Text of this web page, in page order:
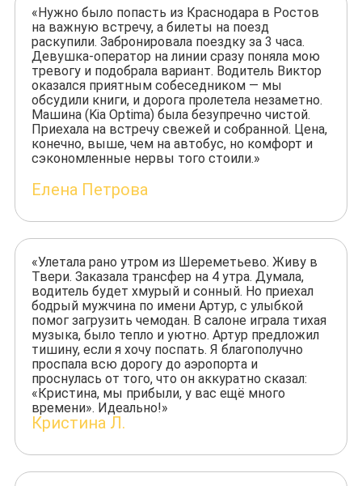
«Нужно было попасть из Краснодара в Ростов
на важную встречу, а билеты на поезд
раскупили. Забронировала поездку за 3 часа.
Девушка-оператор на линии сразу поняла мою
тревогу и подобрала вариант. Водитель Виктор
оказался приятным собеседником — мы
обсудили книги, и дорога пролетела незаметно.
Машина (Kia Optima) была безупречно чистой.
Приехала на встречу свежей и собранной. Цена,
конечно, выше, чем на автобус, но комфорт и
сэкономленные нервы того стоили.»
Елена Петрова
«Улетала рано утром из Шереметьево. Живу в
Твери. Заказала трансфер на 4 утра. Думала,
водитель будет хмурый и сонный. Но приехал
бодрый мужчина по имени Артур, с улыбкой
помог загрузить чемодан. В салоне играла тихая
музыка, было тепло и уютно. Артур предложил
тишину, если я хочу поспать. Я благополучно
проспала всю дорогу до аэропорта и
проснулась от того, что он аккуратно сказал:
«Кристина, мы прибыли, у вас ещё много
времени». Идеально!»
Кристина Л.